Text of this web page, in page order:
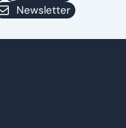
Newsletter